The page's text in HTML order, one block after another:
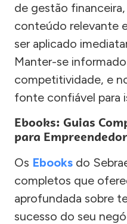
de gestão
conteúdo relevante
ser aplicado
Manter-se
competitividade, e
fonte confiável para
Ebooks: Guias
para
Os Ebooks do
completos que
aprofundada sobre
sucesso do seu